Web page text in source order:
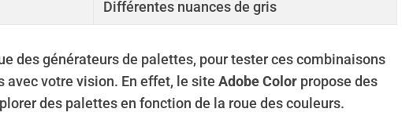
Différentes nuances de gris
des générateurs de palettes, pour tester ces combinaisons
votre vision. En effet, le site Adobe Color propose des
des palettes en fonction de la roue des couleurs.